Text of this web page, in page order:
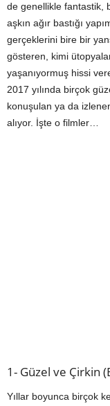
de genellikle fantastik,
aşkın ağır bastığı
gerçeklerini bire bir
gösteren, kimi
yaşanıyormuş hissi
2017 yılında birçok
konuşulan ya da
alıyor. İşte o filmler…
1- Güzel ve Çirkin
Yıllar boyunca birçok